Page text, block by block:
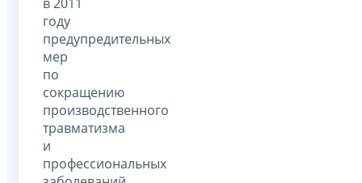
году
предупредительных
мер
по
сокращению
производственного
травматизма
и
профессиональных